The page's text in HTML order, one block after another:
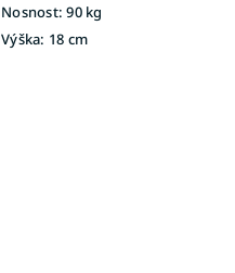
Nosnost: 90 kg
Výška: 18 cm